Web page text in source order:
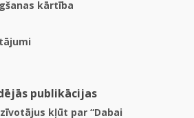
kārtība
publikācijas
kļūt par “Dabai